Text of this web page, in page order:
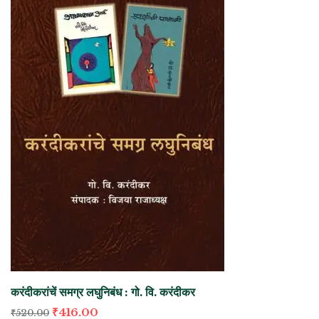
करंदीकरांचें समग्र लघुनिबंध : गो. वि. करंदीकर
₹520.00 ₹416.00